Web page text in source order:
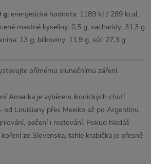
g: energetická hodnota: 1189 kJ / 289 kcal,
mastné kyseliny: 0,5 g, sacharidy: 31,3 g
13 g, bílkoviny: 11,9 g, sůl: 27,3 g
přímému slunečnímu záření.
Amerika je výběrem ikonických chutí
od Louisiany přes Mexiko až po Argentinu.
pečení i restování. Pokud hledáš
ze Slovenska, tahle krabička je přesně